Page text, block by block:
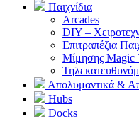
Παιχνίδια
Arcades
DIY –
Επιτραπέζια
Μίμησης Magic
Απολυμαντικά &
Hubs
Docks